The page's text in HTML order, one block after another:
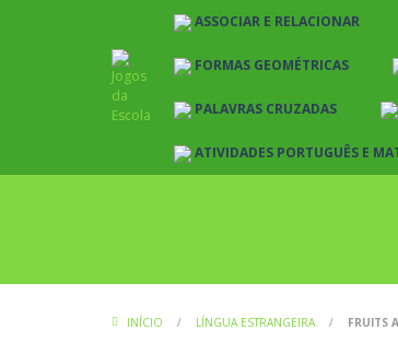
ASSOCIAR E RELACIONAR
FORMAS GEOMÉTRICAS
PALAVRAS CRUZADAS
ATIVIDADES PORTUGUÊS E
INÍCIO / LÍNGUA ESTRANGEIRA / FRUITS